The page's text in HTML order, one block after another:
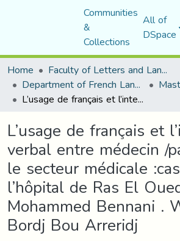
Communities
&
Collections
All of
DSpace
Home
Faculty of Letters and Languages
Department of French Language and Literature
L’usage de français et l’interaction verbal entre médecin /patient dan le secteur médicale :cas de l’hôpital de Ras El Oued Mohammed Bennani . Willaya Bordj Bou Arreridj
L’usage de français et
verbal entre médecin /
le secteur médicale
l’hôpital de Ras El
Mohammed Bennani .
Bordj Bou Arreridj